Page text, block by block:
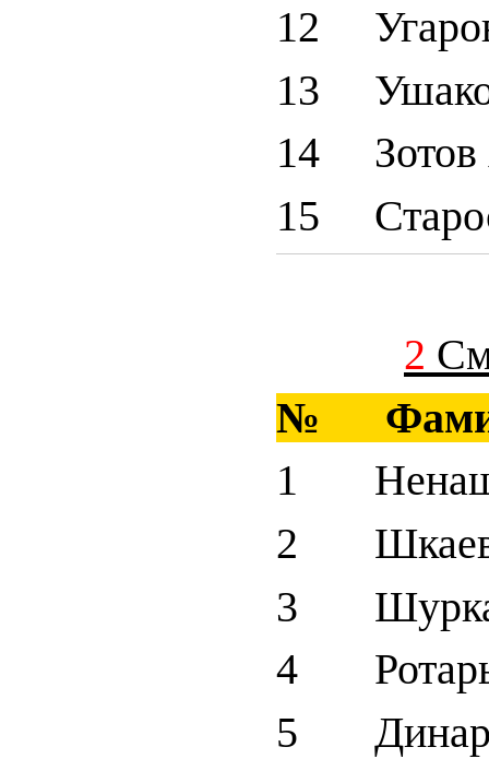
12
13
14 Зотов
15
2
№
1
2
3
4
5 Динар